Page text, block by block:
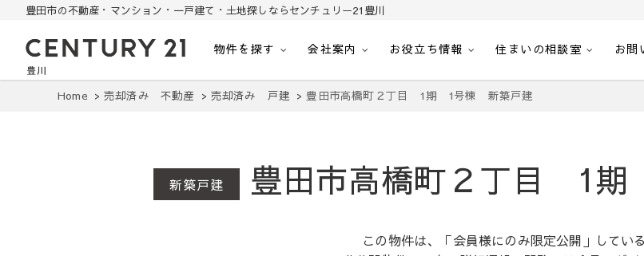
豊田市の不動産・マンション・一戸建て・土地探しならセンチュリー21豊川
豊田市の中古住宅・土地・リノベ物件探し｜センチュリー21豊川
物件を探す 会社案内 お役立ち情報 住まいの相談室 お問
Home 売却済み 不動産 売却済み 戸建 豊田市高橋町２丁目 1期 1号棟 新築戸建
新築戸建 豊田市高橋町２丁目 1
この物件は、「会員様にのみ限定公開」してい